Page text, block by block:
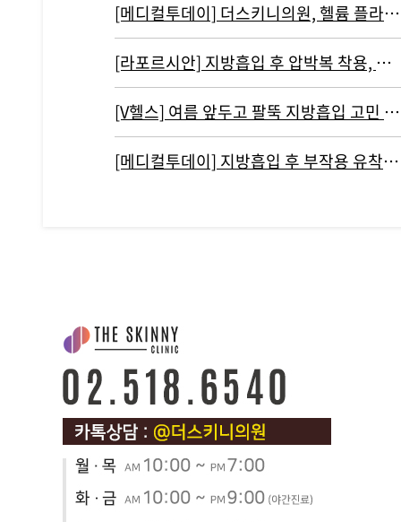
[메디컬투데이] 더스키니의원, 헬륨 플라즈마 기반 리뉴비온 도입
[라포르시안] 지방흡입 후 압박복 착용, 결과에 영향 주지 않아...통증…
[V헬스] 여름 앞두고 팔뚝 지방흡입 고민 중이라면 '이것' 주의해야
[메디컬투데이] 지방흡입 후 부작용 유착현상인 ‘바이오본드’ 개선하려면?